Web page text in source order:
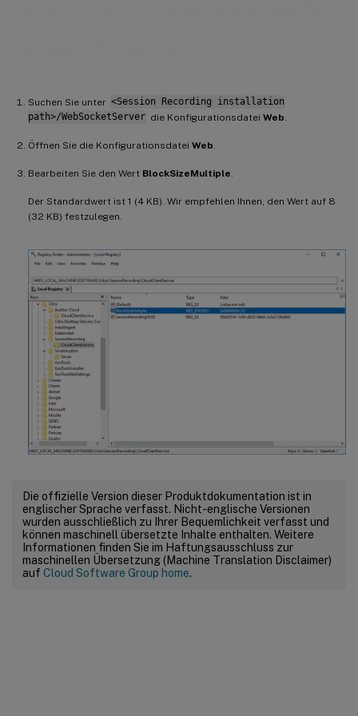
Suchen Sie unter <Session Recording installation
path>/WebSocketServer die Konfigurationsdatei Web
Öffnen Sie die Konfigurationsdatei Web
Bearbeiten Sie den Wert BlockSizeMultiple
Der Standardwert ist 1 (4 KB). Wir empfehlen Ihnen, den Wert auf 8
(32 KB) festzulegen.
Die offizielle Version dieser Produktdokumentation ist in
englischer Sprache verfasst. Nicht-englische Versionen
wurden ausschließlich zu Ihrer Bequemlichkeit verfasst und
können maschinell übersetzte Inhalte enthalten. Weitere
Informationen finden Sie im Haftungsausschluss zur
maschinellen Übersetzung (Machine Translation Disclaimer)
auf Cloud Software Group home.